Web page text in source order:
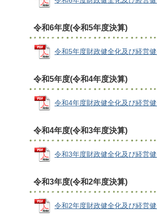
令和6年度(令和5年度決算)
令和5年度財政健全化及び経営
令和5年度(令和4年度決算)
令和4年度財政健全化及び経営
令和4年度(令和3年度決算)
令和3年度財政健全化及び経営
令和3年度(令和2年度決算)
令和2年度財政健全化及び経営